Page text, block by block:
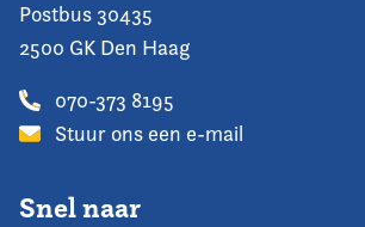
Postbus 30435
2500 GK Den Haag
070-373 8195
Stuur ons een e-mail
Snel naar